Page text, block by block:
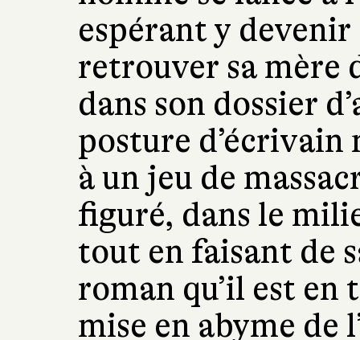
espérant y
retrouver sa mère
dans son dossier
posture
à un jeu de
figuré, dans le
tout en faisant de
roman qu’il est en
mise en abyme de